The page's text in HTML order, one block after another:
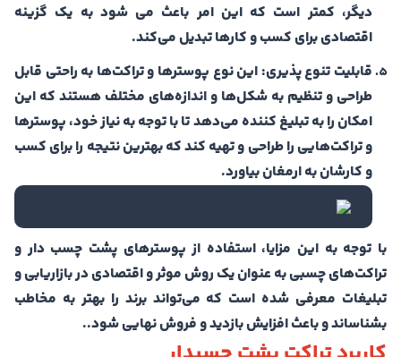
دیگر، کمتر است که این امر باعث می شود به یک گزینه
اقتصادی برای کسب و کارها تبدیل می‌کند.
قابلیت تنوع پذیری: این نوع پوسترها و تراکت‌ها به راحتی قابل
طراحی و تنظیم به شکل‌ها و اندازه‌های مختلف هستند که این
امکان را به تبلیغ کننده می‌دهد تا با توجه به نیاز خود، پوسترها
و تراکت‌هایی را طراحی و تهیه کند که بهترین نتیجه را برای کسب
و کارشان به ارمغان بیاورد.
با توجه به این مزایا، استفاده از پوسترهای پشت چسب دار و
تراکت‌های چسبی به عنوان یک روش موثر و اقتصادی در بازاریابی و
تبلیغات معرفی شده است که می‌تواند برند را بهتر به مخاطب
بشناساند و باعث افزایش بازدید و فروش نهایی شود..